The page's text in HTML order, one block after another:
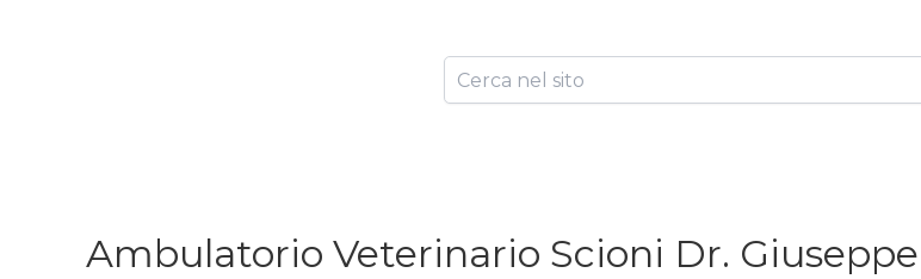
Ambulatorio Veterinario Scioni Dr.